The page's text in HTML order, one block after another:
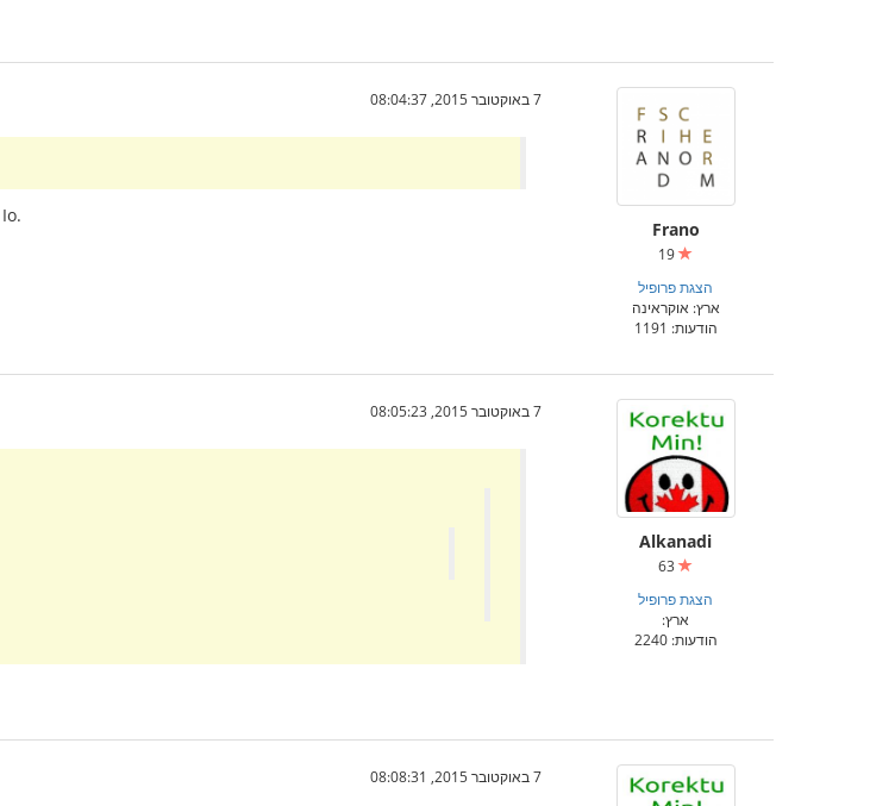
Frano
הצגת פרופיל
ארץ: אוקראינה
הודעות: 1191
7 באוקטובר 2015, 08:04:37
Alkanadi
הצגת פרופיל
ארץ:
הודעות: 2240
7 באוקטובר 2015, 08:05:23
7 באוקטובר 2015, 08:08:31